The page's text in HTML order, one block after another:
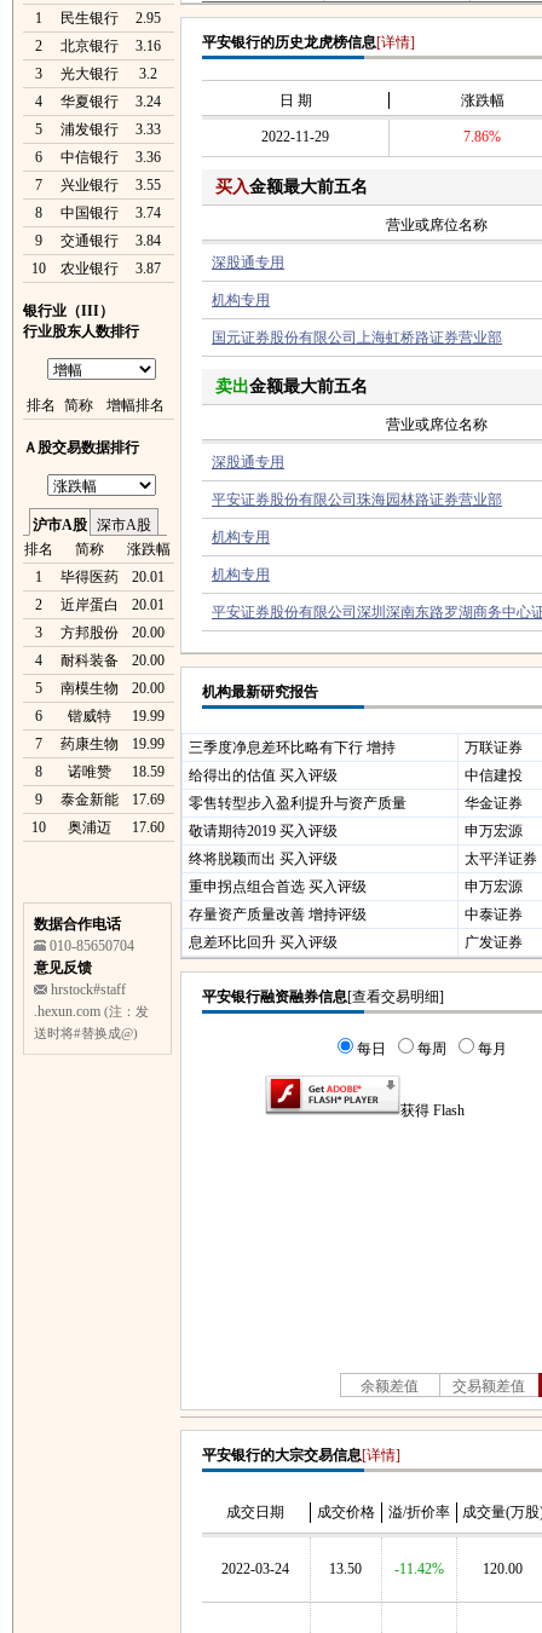
1
民生银行
2.95
2
北京银行
3.16
3
光大银行
3.2
4
华夏银行
3.24
5
浦发银行
3.33
6
中信银行
3.36
7
兴业银行
3.55
8
中国银行
3.74
9
交通银行
3.84
10
农业银行 3.87
银行业（III）
行业股东人数排行
排名 简称 增幅排名
Ａ股交易数据排行
沪市A股 深市A股
排名
简称
涨跌幅
1
毕得医药
20.01
2
近岸蛋白
20.01
3
方邦股份
20.00
4
耐科装备
20.00
5
南模生物
20.00
6
锴威特
19.99
7
药康生物
19.99
8
诺唯赞
18.59
9
泰金新能
17.69
10
奥浦迈 17.60
数据合作电话
010-85650704
意见反馈
hrstock#staff
.hexun.com (注：发
送时将#替换成@)
平安银行的历史龙虎榜信息[详情]
日 期 涨跌幅
2022-11-29 7.86%
买入金额最大前五名
营业或席位名称
深股通专用
机构专用
国元证券股份有限公司上海虹桥路证券营业部
卖出金额最大前五名
营业或席位名称
深股通专用
平安证券股份有限公司珠海园林路证券营业部
机构专用
机构专用
平安证券股份有限公司深圳深南东路罗湖商务中心
机构最新研究报告
三季度净息差环比略有下行 增持
万联证券
给得出的估值 买入评级
中信建投
零售转型步入盈利提升与资产质量
华金证券
敬请期待2019 买入评级
申万宏源
终将脱颖而出 买入评级
太平洋证券
重申拐点组合首选 买入评级
申万宏源
存量资产质量改善 增持评级
中泰证券
息差环比回升 买入评级
广发证券
平安银行的大宗交易信息[详情]
成交日期 成交价格 溢/折价率 成交量(万股
2022-03-24 13.50 -11.42% 120.00